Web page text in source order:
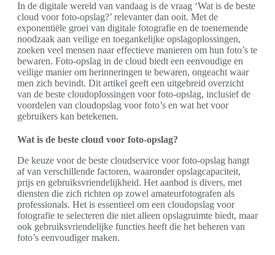
In de digitale wereld van vandaag is de vraag ‘Wat is de beste
cloud voor foto-opslag?’ relevanter dan ooit. Met de
exponentiële groei van digitale fotografie en de toenemende
noodzaak aan veilige en toegankelijke opslagoplossingen,
zoeken veel mensen naar effectieve manieren om hun foto’s te
bewaren. Foto-opslag in de cloud biedt een eenvoudige en
veilige manier om herinneringen te bewaren, ongeacht waar
men zich bevindt. Dit artikel geeft een uitgebreid overzicht
van de beste cloudoplossingen voor foto-opslag, inclusief de
voordelen van cloudopslag voor foto’s en wat het voor
gebruikers kan betekenen.
Wat is de beste cloud voor foto-opslag?
De keuze voor de beste cloudservice voor foto-opslag hangt
af van verschillende factoren, waaronder opslagcapaciteit,
prijs en gebruiksvriendelijkheid. Het aanbod is divers, met
diensten die zich richten op zowel amateurfotografen als
professionals. Het is essentieel om een cloudopslag voor
fotografie te selecteren die niet alleen opslagruimte biedt, maar
ook gebruiksvriendelijke functies heeft die het beheren van
foto’s eenvoudiger maken.